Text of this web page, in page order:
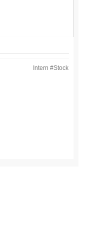
Intern #Stock